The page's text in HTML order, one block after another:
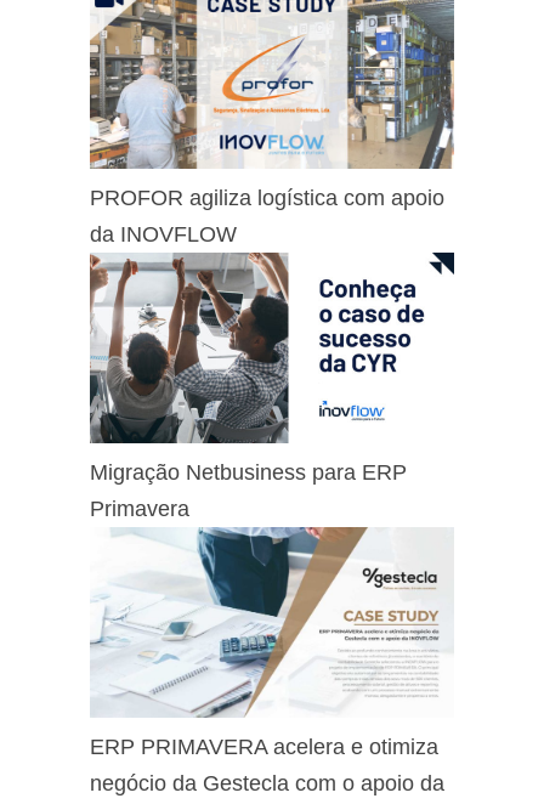
PROFOR agiliza logística com apoio
da INOVFLOW
Migração Netbusiness para ERP
Primavera
ERP PRIMAVERA acelera e otimiza
negócio da Gestecla com o apoio da